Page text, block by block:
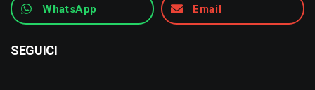
WhatsApp Email
SEGUICI